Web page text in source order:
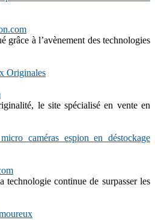
grâce à l’avènement des technologies
Originales
le site spécialisé en vente en
caméras espion en déstockage
continue de surpasser les